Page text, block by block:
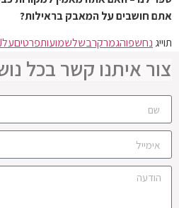
אתם חושבים על המאבק בראילות?
תוייג נחשפוהגמרקרבשלשמועותפרטיםעל
צור איתנו קשר בכל